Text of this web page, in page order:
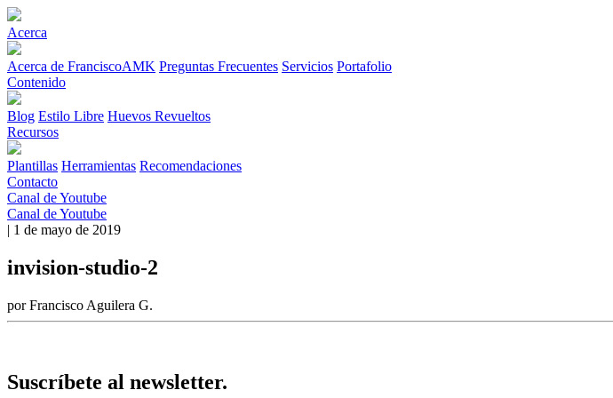
Acerca
Acerca de FranciscoAMK Preguntas Frecuentes Servicios Portafolio
Contenido
Blog Estilo Libre Huevos Revueltos
Recursos
Plantillas Herramientas Recomendaciones
Contacto
Canal de Youtube
Canal de Youtube
| 1 de mayo de 2019
invision-studio-2
por Francisco Aguilera G.
Suscríbete al newsletter.